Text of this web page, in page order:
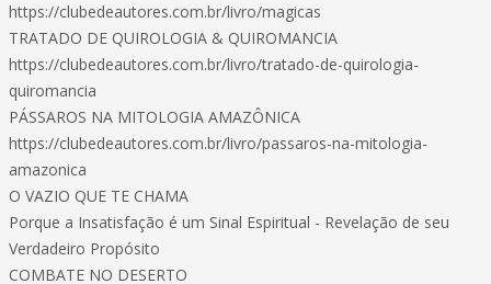
https://clubedeautores.com.br/livro/magicas
TRATADO DE QUIROLOGIA & QUIROMANCIA
https://clubedeautores.com.br/livro/tratado-de-quirologia-
quiromancia
PÁSSAROS NA MITOLOGIA AMAZÔNICA
https://clubedeautores.com.br/livro/passaros-na-mitologia-
amazonica
O VAZIO QUE TE CHAMA
Porque a Insatisfação é um Sinal Espiritual - Revelação de seu
Verdadeiro Propósito
COMBATE NO DESERTO